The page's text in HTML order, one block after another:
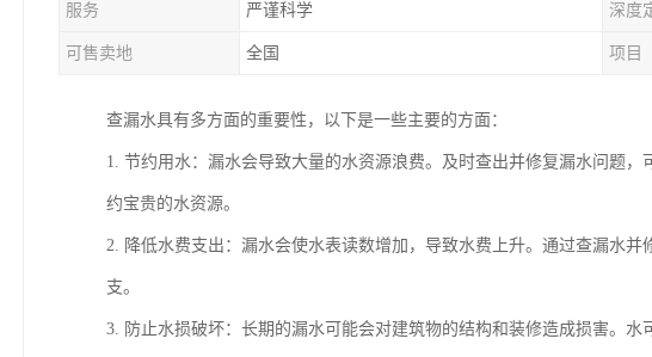
服务 严谨科学 深度
可售卖地 全国 项目
查漏水具有多方面的重要性，以下是一些主要的方面：
1. 节约用水：漏水会导致大量的水资源浪费。及时查出并修复漏水问题
约宝贵的水资源。
2. 降低水费支出：漏水会使水表读数增加，导致水费上升。通过查漏水
支。
3. 防止水损破坏：长期的漏水可能会对建筑物的结构和装修造成损害。